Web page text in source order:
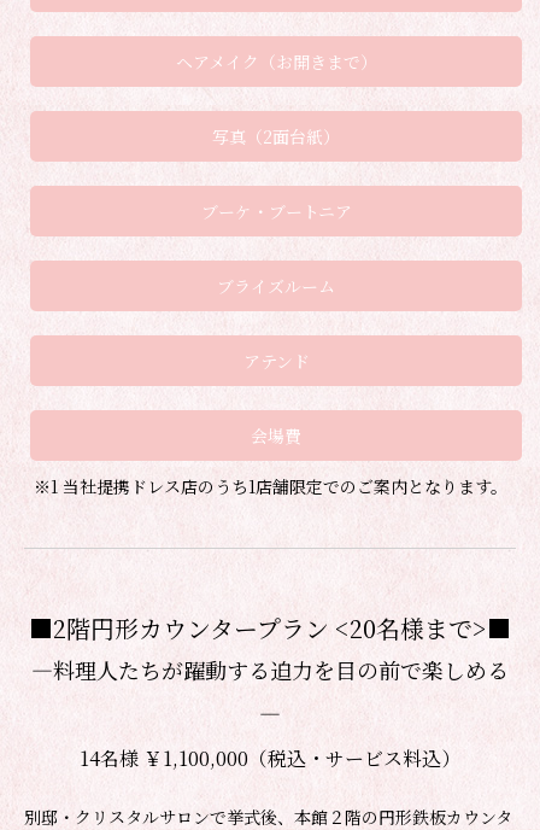
ヘアメイク（お開きまで）
写真（2面台紙）
ブーケ・ブートニア
ブライズルーム
アテンド
会場費
※1 当社提携ドレス店のうち1店舗限定でのご案内となります。
■2階円形カウンタープラン <20名様まで>■
―料理人たちが躍動する迫力を目の前で楽しめる
―
14名様 ￥1,100,000（税込・サービス料込）
別邸・クリスタルサロンで挙式後、本館２階の円形鉄板カウンタ